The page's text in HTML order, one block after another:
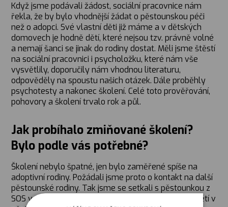
Když jsme podávali žádost, sociální pracovnice nám
řekla, že by bylo vhodnější žádat o pěstounskou péči
než o adopci. Své vlastní děti již máme a v dětských
domovech je hodně dětí, které nejsou tzv. právně volné
a nemají šanci se jinak do rodiny dostat. Měli jsme štěstí
na sociální pracovnici i psycholožku, které nám vše
vysvětlily, doporučily nám vhodnou literaturu,
odpověděly na spoustu našich otázek. Dále proběhly
psychotesty a nakonec školení. Celé toto prověřování,
pohovory a školení trvalo rok a půl.
Jak probíhalo zmiňované školení?
Bylo podle vás potřebné?
Školení nebylo špatné, jen bylo zaměřené spíše na
adoptivní rodiny. Požádali jsme proto o kontakt na další
pěstounské rodiny. Tak jsme se setkali s pěstounkou z
SOS vesničky. Od ní jsme se dozvěděli o odlišnosti dětí v